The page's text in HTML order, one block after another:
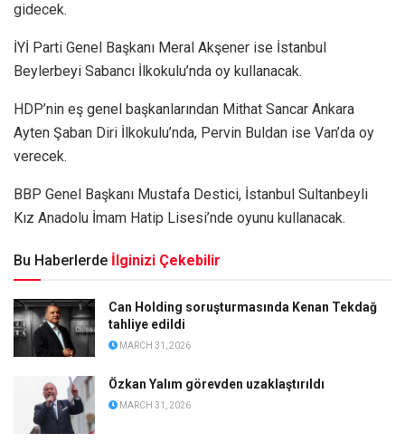
gidecek.
İYİ Parti Genel Başkanı Meral Akşener ise İstanbul
Beylerbeyi Sabancı İlkokulu’nda oy kullanacak.
HDP’nin eş genel başkanlarından Mithat Sancar Ankara
Ayten Şaban Diri İlkokulu’nda, Pervin Buldan ise Van’da oy
verecek.
BBP Genel Başkanı Mustafa Destici, İstanbul Sultanbeyli
Kız Anadolu İmam Hatip Lisesi’nde oyunu kullanacak.
Bu Haberlerde İlginizi Çekebilir
Can Holding soruşturmasında Kenan Tekdağ
tahliye edildi
MARCH 31, 2026
Özkan Yalım görevden uzaklaştırıldı
MARCH 31, 2026